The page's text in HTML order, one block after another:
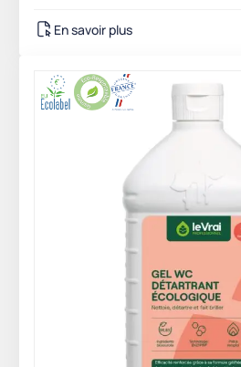
En savoir plus